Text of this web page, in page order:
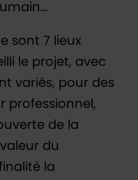
sont 7 lieux
le projet, avec
variés, pour des
professionnel,
de la
du
la